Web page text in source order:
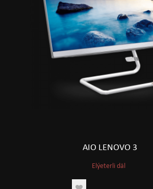
AIO LENOVO 3
Elýeterli däl